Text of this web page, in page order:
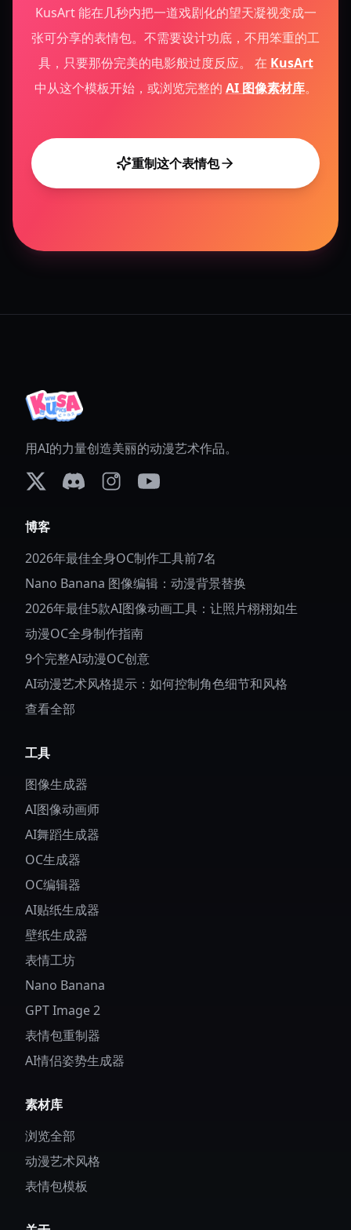
KusArt 能在几秒内把一道戏剧化的望天凝视变成一
张可分享的表情包。不需要设计功底，不用笨重的工
具，只要那份完美的电影般过度反应。
在 KusArt
中从这个模板开始，或浏览完整的 AI 图像素材库。
重制这个表情包
用AI的力量创造美丽的动漫艺术作品。
博客
2026年最佳全身OC制作工具前7名
Nano Banana 图像编辑：动漫背景替换
2026年最佳5款AI图像动画工具：让照片栩栩如生
动漫OC全身制作指南
9个完整AI动漫OC创意
AI动漫艺术风格提示：如何控制角色细节和风格
查看全部
工具
图像生成器
AI图像动画师
AI舞蹈生成器
OC生成器
OC编辑器
AI贴纸生成器
壁纸生成器
表情工坊
Nano Banana
GPT Image 2
表情包重制器
AI情侣姿势生成器
素材库
浏览全部
动漫艺术风格
表情包模板